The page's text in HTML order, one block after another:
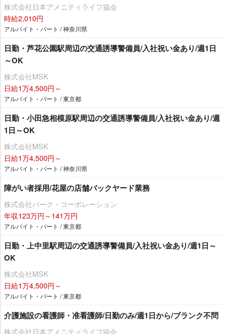
株式会社日本アメニティライフ協会
時給2,010円
アルバイト・パート / 神奈川県
日勤・芦花公園駅周辺の交通誘導警備員/入社祝い金あり/週1日
～OK
株式会社MSK
日給1万4,500円～
アルバイト・パート / 東京都
日勤・小田急相模原駅周辺の交通誘導警備員/入社祝い金あり/週
1日～OK
株式会社MSK
日給1万4,500円～
アルバイト・パート / 神奈川県
障がい者採用/花屋の店舗バックヤード業務
株式会社パーク・コーポレーション
年収123万円～141万円
アルバイト・パート / 東京都
日勤・上中里駅周辺の交通誘導警備員/入社祝い金あり/週1日～
OK
株式会社MSK
日給1万4,500円～
アルバイト・パート / 東京都
介護施設の看護師・准看護師/日勤のみ/週1日から/ブランク不問
株式会社日本アメニティライフ協会